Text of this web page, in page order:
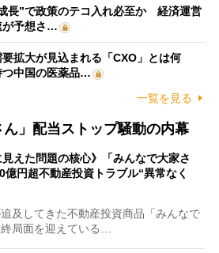
長”で政策のテコ入れ必至か 経済運営
が予想さ…
拡大が見込まれる「CXO」とは何
中国の医薬品…
一覧を見る
ん」配当ストップ騒動の内幕
見えた問題の核心》「みんなで大家さ
億円超不動産投資トラブル“異常なく
及してきた不動産投資商品「みんなで
局面を迎えている…